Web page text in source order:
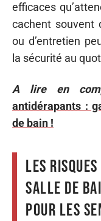
efficaces
cachent souvent
ou d’entretien
la sécurité au
A lire en
antidérapants :
de bain !
Les
salle de
pour les